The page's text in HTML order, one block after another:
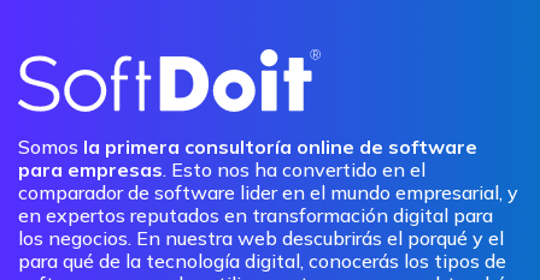
Somos la primera consultoría online de software
para empresas. Esto nos ha convertido en el
comparador de software lider en el mundo empresarial, y
en expertos reputados en transformación digital para
los negocios. En nuestra web descubrirás el porqué y el
para qué de la tecnología digital, conocerás los tipos de